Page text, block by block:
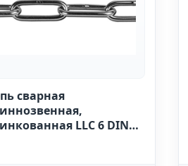
сварная
LLC 6 DIN